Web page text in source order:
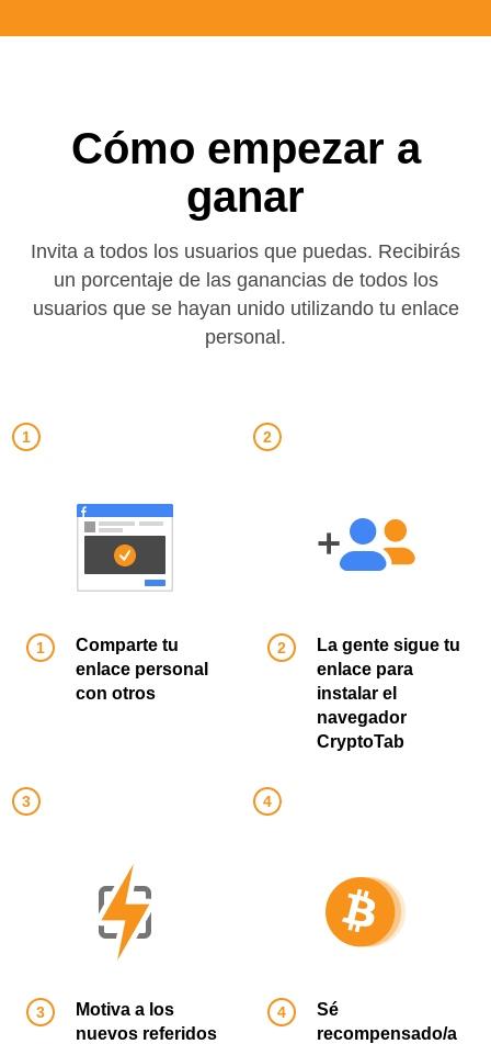
Cómo empezar a
ganar
Invita a todos los usuarios que puedas. Recibirás
un porcentaje de las ganancias de todos los
usuarios que se hayan unido utilizando tu enlace
personal.
Comparte tu
enlace personal
con otros
La gente sigue tu
enlace para
instalar el
navegador
CryptoTab
Motiva a los
nuevos referidos
Sé
recompensado/a